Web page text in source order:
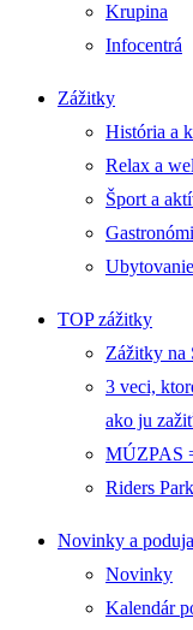
Krupina
Infocentrá
Zážitky
História a
Relax a
Šport a
Ubytovanie
TOP zážitky
Zážitky na
3 veci,
ako ju
MÚZPAS
Riders
Novinky a
Novinky
Kalendár